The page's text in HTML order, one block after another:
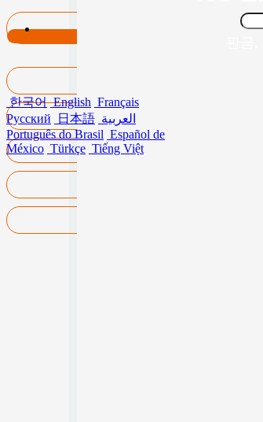
한국어 English Français
Русский
日本語 العربية
Português do Brasil Español de
México Türkçe Tiếng Việt
판